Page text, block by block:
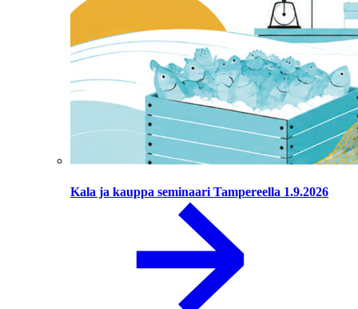
Kala ja kauppa seminaari Tampereella 1.9.2026